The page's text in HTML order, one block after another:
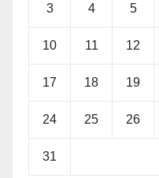
3 4 5
10 11 12
17 18 19
24 25 26
31